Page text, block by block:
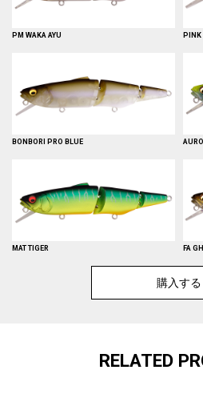
PM WAKA AYU PINK
BONBORI PRO BLUE
MAT TIGER FA
購入する
RELATED